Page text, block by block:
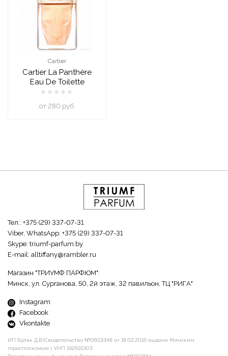
Cartier
Cartier La Panthère
Eau De Toilette
oт 280 руб.
Тел.: +375 (29) 337-07-31
Viber, WhatsApp: +375 (29) 337-07-31
Skype: triumf-parfum.by
E-mail: alltiffany@rambler.ru
Магазин "ТРИУМФ ПАРФЮМ":
Минск, ул. Сурганова, 50, 2й этаж, 32 павильон, ТЦ "РИГА"
Instagram
Facebook
Vkontakte
ИП Булак Д.В.(Свидетельство №0603348 от 18.02.2016 выдано Минским
горисполкомом ). УНП 192591303